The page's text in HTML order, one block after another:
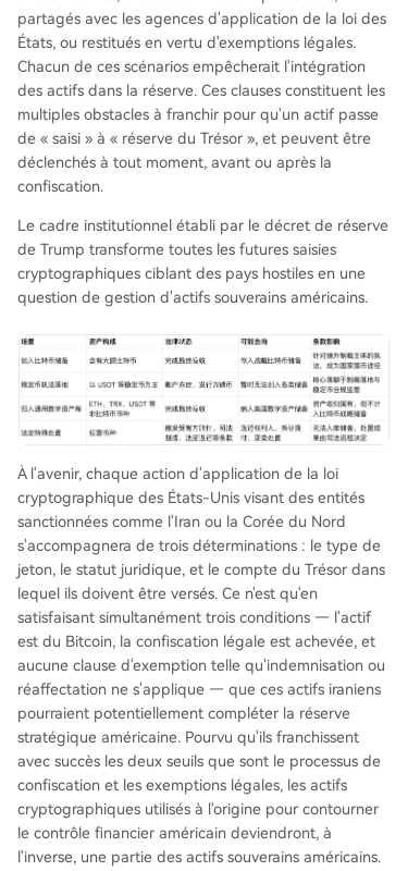
partagés avec les agences d'application de la loi des
États, ou restitués en vertu d'exemptions légales.
Chacun de ces scénarios empêcherait l'intégration
des actifs dans la réserve. Ces clauses constituent les
multiples obstacles à franchir pour qu'un actif passe
de « saisi » à « réserve du Trésor », et peuvent être
déclenchés à tout moment, avant ou après la
confiscation.
Le cadre institutionnel établi par le décret de réserve
de Trump transforme toutes les futures saisies
cryptographiques ciblant des pays hostiles en une
question de gestion d'actifs souverains américains.
À l'avenir, chaque action d'application de la loi
cryptographique des États-Unis visant des entités
sanctionnées comme l'Iran ou la Corée du Nord
s'accompagnera de trois déterminations : le type de
jeton, le statut juridique, et le compte du Trésor dans
lequel ils doivent être versés. Ce n'est qu'en
satisfaisant simultanément trois conditions — l'actif
est du Bitcoin, la confiscation légale est achevée, et
aucune clause d'exemption telle qu'indemnisation ou
réaffectation ne s'applique — que ces actifs iraniens
pourraient potentiellement compléter la réserve
stratégique américaine. Pourvu qu'ils franchissent
avec succès les deux seuils que sont le processus de
confiscation et les exemptions légales, les actifs
cryptographiques utilisés à l'origine pour contourner
le contrôle financier américain deviendront, à
l'inverse, une partie des actifs souverains américains.